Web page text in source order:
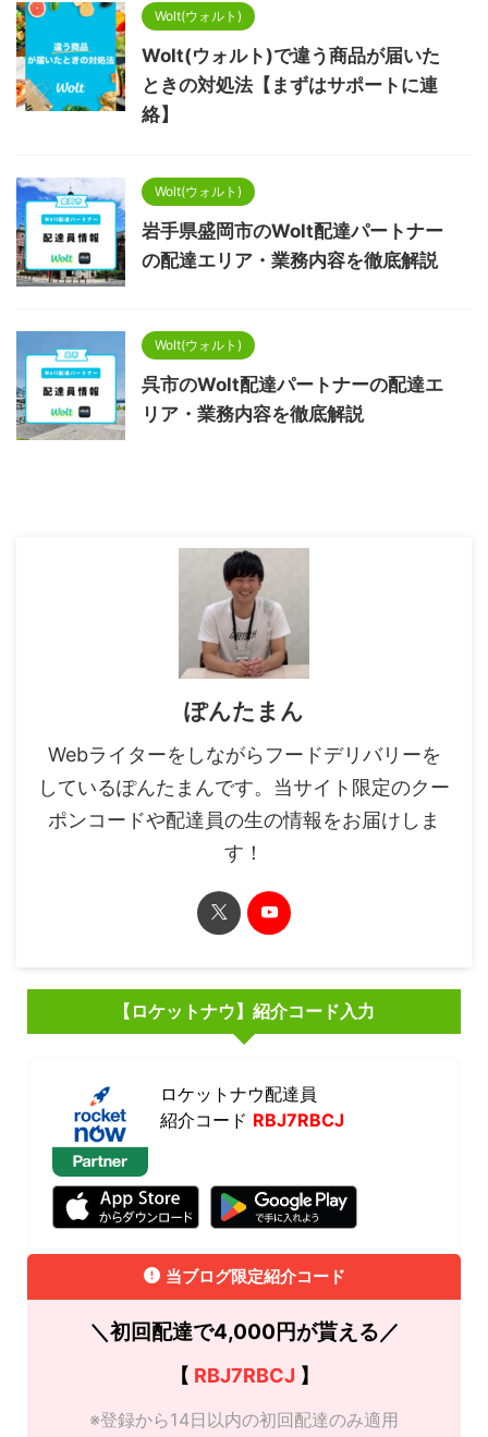
Wolt(ウォルト)
Wolt(ウォルト)で違う商品が届いた
ときの対処法【まずはサポートに連
絡】
Wolt(ウォルト)
岩手県盛岡市のWolt配達パートナー
の配達エリア・業務内容を徹底解説
Wolt(ウォルト)
呉市のWolt配達パートナーの配達エ
リア・業務内容を徹底解説
ぽんたまん
Webライターをしながらフードデリバリーを
しているぽんたまんです。当サイト限定のクー
ポンコードや配達員の生の情報をお届けしま
す！
【ロケットナウ】紹介コード入力
ロケットナウ配達員
紹介コード RBJ7RBCJ
当ブログ限定紹介コード
＼初回配達で4,000円が貰える／
【 RBJ7RBCJ 】
※登録から14日以内の初回配達のみ適用